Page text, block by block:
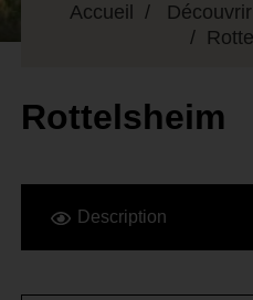
Accueil Découvrir
Rottelsheim
Description